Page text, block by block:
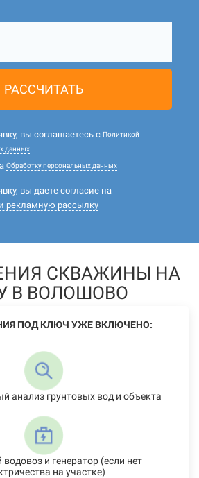
РАССЧИТАТЬ
вы соглашаетесь с Политикой
данных
Обработку персональных данных
вы даете согласие на
рекламную рассылку
СКВАЖИНЫ НА
В ВОЛОШОВО
ПОД КЛЮЧ УЖЕ ВКЛЮЧЕНО:
анализ грунтовых вод и объекта
и генератор (если нет
на участке)